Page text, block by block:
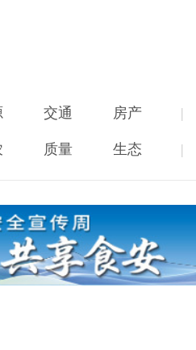
交通 房产 |
质量 生态 |